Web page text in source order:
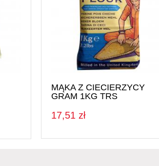
MĄKA Z CIECIERZYCY
GRAM 1KG TRS
17,51 zł